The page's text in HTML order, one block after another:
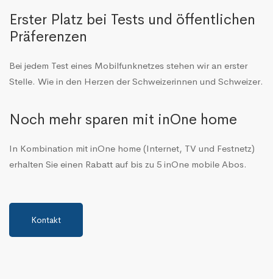
Erster Platz bei Tests und öffentlichen
Präferenzen
Bei jedem Test eines Mobilfunknetzes stehen wir an erster
Stelle. Wie in den Herzen der Schweizerinnen und Schweizer.
Noch mehr sparen mit inOne home
In Kombination mit inOne home (Internet, TV und Festnetz)
erhalten Sie einen Rabatt auf bis zu 5 inOne mobile Abos.
Kontakt